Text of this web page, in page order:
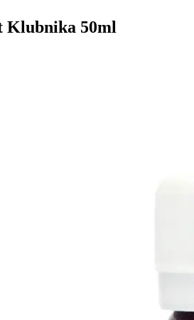
Klubnika 50ml